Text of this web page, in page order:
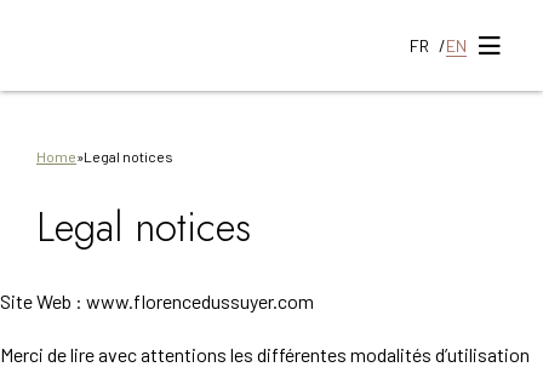
content
navigation
to
EN
FR
Home»Legal notices
Legal notices
Site Web : www.florencedussuyer.com
Merci de lire avec attentions les différentes modalités d’utilisation